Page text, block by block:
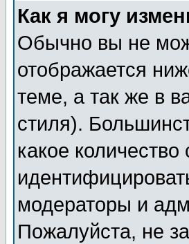
Как я могу
Обычно вы не
отображается
теме, а так же в
стиля).
какое
модераторы и
Пожалуйста, не